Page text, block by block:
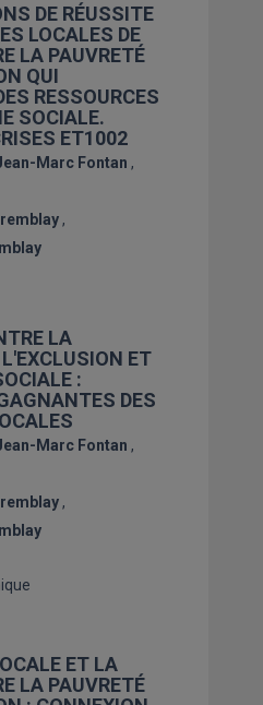
DE RÉUSSITE
LOCALES DE
LA PAUVRETÉ
QUI
RESSOURCES
SOCIALE.
ET1002
Marc Fontan
LA
ET
:
DES
Marc Fontan
ET LA
LA PAUVRETÉ